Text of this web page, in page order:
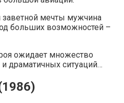
мечты мужчина
больших возможностей –
ожидает множество
драматичных ситуаций…